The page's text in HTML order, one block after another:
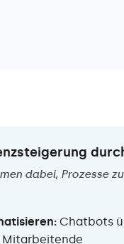
dabei, Prozesse
Chatbots